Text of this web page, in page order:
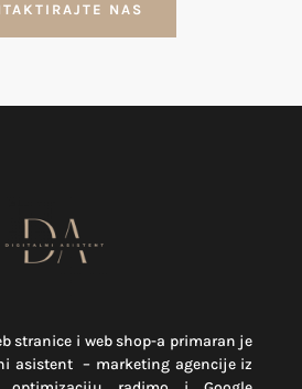
NAS
stranice i web shop-a primaran je
asistent – marketing agencije iz